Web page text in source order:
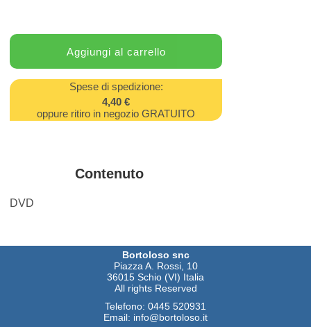
Spese di spedizione:
4,40 €
oppure ritiro in negozio GRATUITO
Contenuto
DVD
Bortoloso snc
Piazza A. Rossi, 10
36015 Schio (VI) Italia
All rights Reserved
Telefono: 0445 520931
Email: info@bortoloso.it